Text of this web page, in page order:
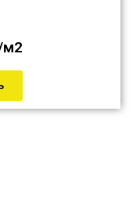
м2